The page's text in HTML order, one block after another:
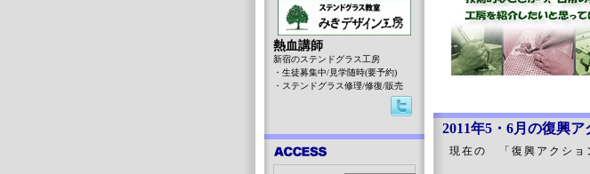
2011年5・6月の復興ア
現在の 「復興アクショ
熱血講師
新宿のステンドグラス工房
・生徒募集中/見学随時(要予約)
・ステンドグラス修理/修復/販売